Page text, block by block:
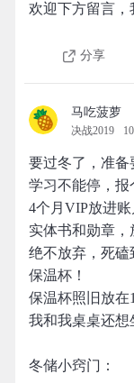
欢迎下方留言，
分享
马吃菠萝
决战2019
要过冬了，准备
学习不能停，报
4个月VIP放进账
实体书和勋章，
绝不放弃，死磕
保温杯！
保温杯照旧放在
我和我桌桌还
冬储小窍门：